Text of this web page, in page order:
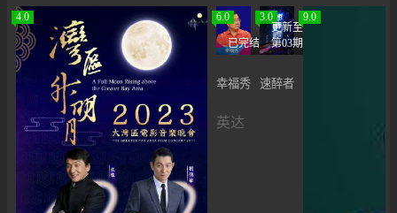
4.0 6.0
已完结
幸福秀
英达
3.0
更新至
第03期
速醉者
9.0